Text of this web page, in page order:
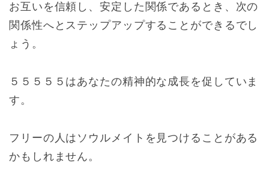
お互いを信頼し、安定した関係であるとき、次の
関係性へとステップアップすることができるでし
ょう。
５５５５５はあなたの精神的な成長を促していま
す。
フリーの人はソウルメイトを見つけることがある
かもしれません。